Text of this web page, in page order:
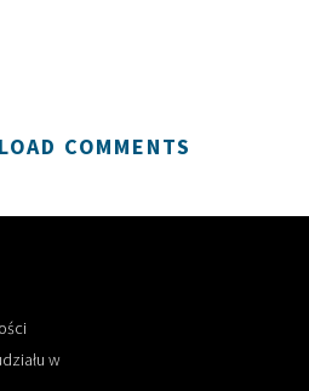
LOAD COMMENTS
w